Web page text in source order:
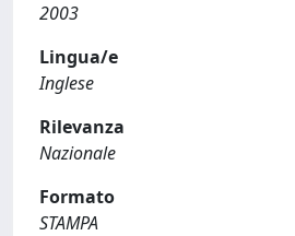
2003
Lingua/e
Inglese
Rilevanza
Nazionale
Formato
STAMPA